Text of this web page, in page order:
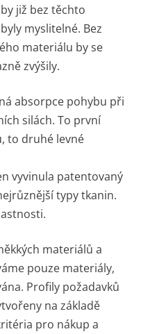
již bez těchto
myslitelné. Bez
materiálu by se
zvýšily.
absorpce pohybu při
silách. To první
to druhé levné
vyvinula patentovaný
typy tkanin.
materiálů a
pouze materiály,
Profily požadavků
na základě
pro nákup a